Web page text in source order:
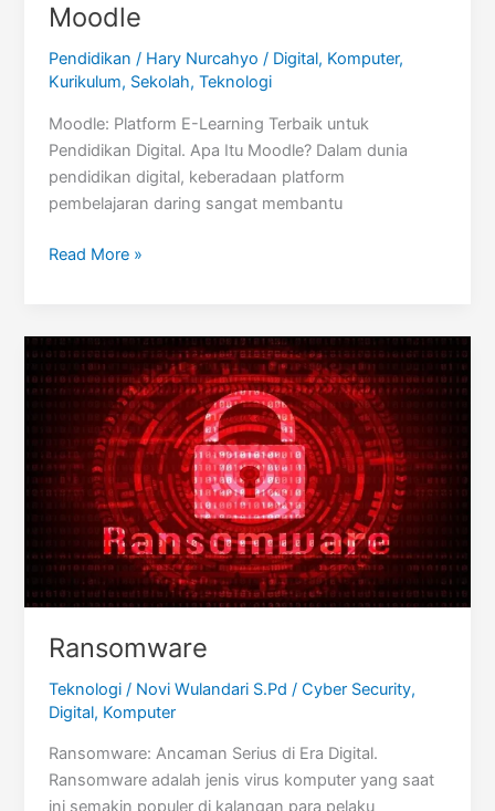
Moodle
Pendidikan / Hary Nurcahyo/ Digital, Komputer,
Kurikulum, Sekolah,Teknologi
Moodle: Platform E-Learning Terbaik untuk
Pendidikan Digital. Apa Itu Moodle? Dalam dunia
pendidikan digital, keberadaan platform
pembelajaran daring sangat membantu
Moodle
Read More »
Ransomware
Teknologi / Novi Wulandari S.Pd /Cyber Security,
Digital, Komputer
Ransomware: Ancaman Serius di Era Digital.
Ransomware adalah jenis virus komputer yang saat
ini semakin populer di kalangan para pelaku